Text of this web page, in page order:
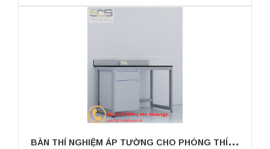
B
ÀN THÍ NGHIỆM ÁP TƯỜNG CHO PHÒNG THÍ NGHIỆM KÍCH THƯỚC 1200MM